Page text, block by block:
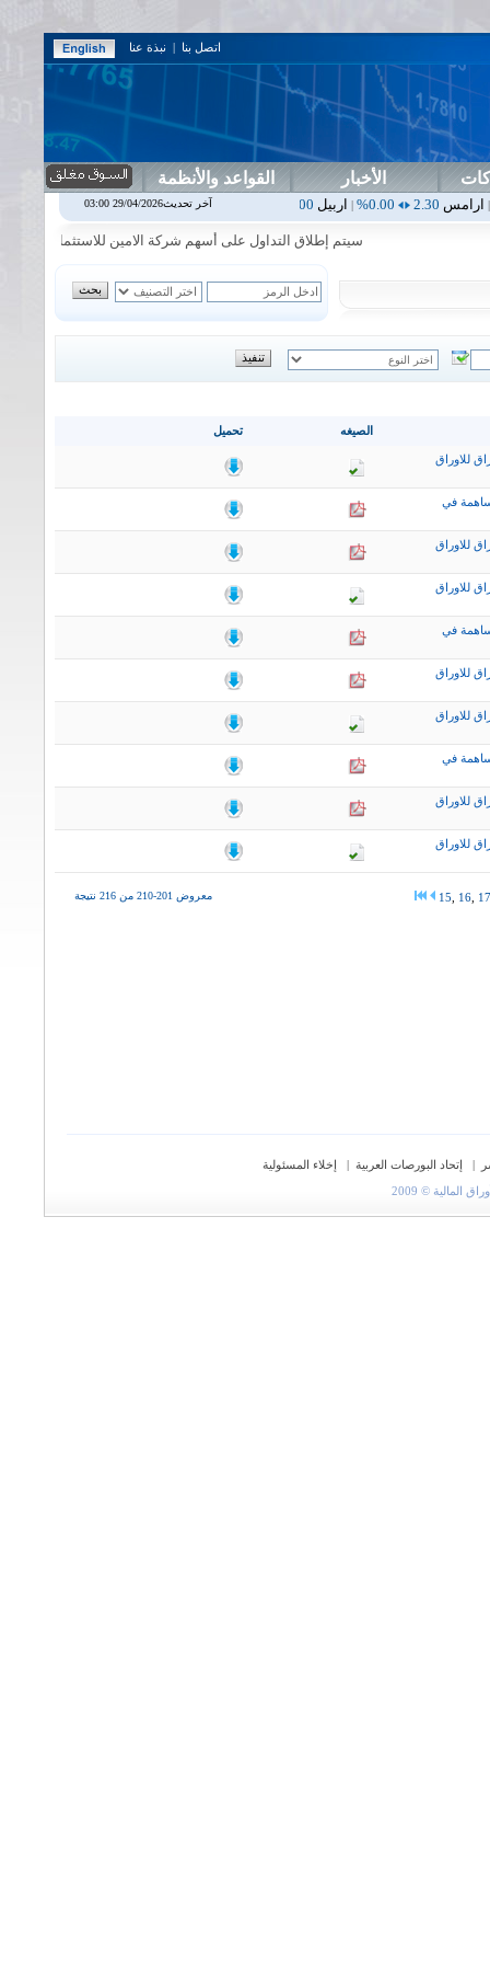
اتصل بنا | نبذة عنا
الأخبار القواعد والأنظمة
0.00%
|اربيل0.00
0.00%
|
0.00%
|اسفنج1.87
سيتم إطلاق التداول على أسهم شركة الامين للاستثمار المالي في جلسة
تحميل الصيغه
للاوراق
في
للاوراق
للاوراق
في
للاوراق
للاوراق
في
للاوراق
للاوراق
معروض 201-210 من 216 نتيجة 15 16 17
| إتحاد البورصات العربية |
إخلاء المسئولية
© 2009